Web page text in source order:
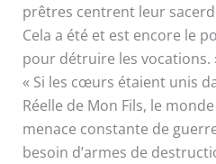
prêtres centrent leur
Cela a été et est encore le
pour détruire les vocations.
« Si les cœurs étaient unis
Réelle de Mon Fils, le
menace constante de
besoin d’armes de